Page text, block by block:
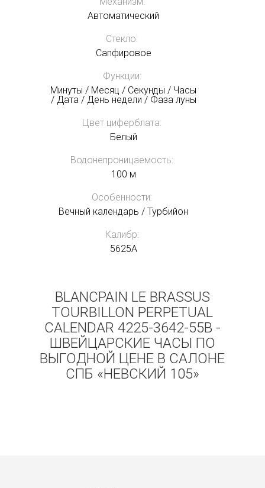
Автоматический
Стекло:
Сапфировое
Функции:
Минуты / Месяц / Секунды / Часы
/ Дата / День недели / Фаза луны
Цвет циферблата:
Белый
Водонепроницаемость:
100 м
Особенности:
Вечный календарь / Турбийон
Калибр:
5625A
BLANCPAIN LE BRASSUS
TOURBILLON PERPETUAL
CALENDAR 4225-3642-55B -
ШВЕЙЦАРСКИЕ ЧАСЫ ПО
ВЫГОДНОЙ ЦЕНЕ В САЛОНЕ
СПБ «НЕВСКИЙ 105»